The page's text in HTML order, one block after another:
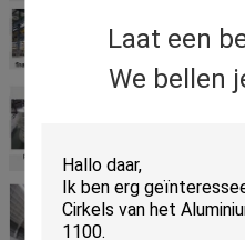
Laat een
We bellen